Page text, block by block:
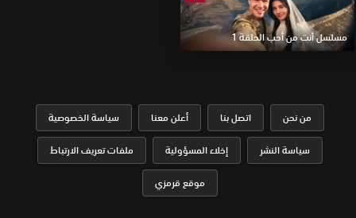
مسلسل أنت من أحب الحلقة 1
من نحن اتصل بنا أعلن معنا
سياسة الخصوصية
سياسة النشر
إخلاء المسؤولية
ملفات تعريف الارتباط
موقع قرمزي